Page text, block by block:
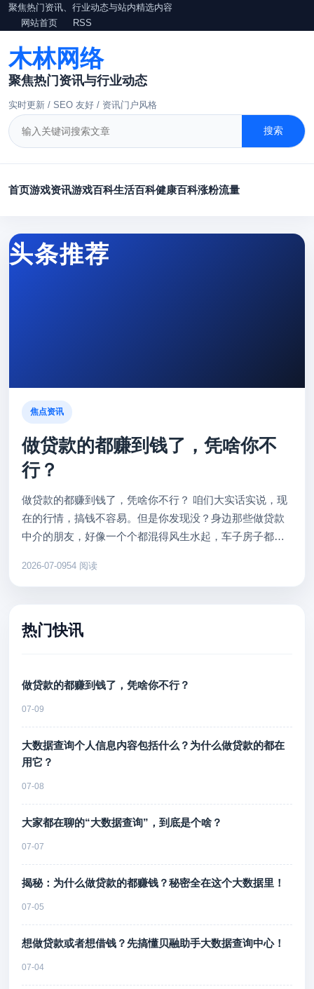
聚焦热门资讯、行业动态与站内精选内容
网站首页
RSS
木林网络
聚焦热门资讯与行业动态
实时更新 / SEO 友好 / 资讯门户风格
搜索
首页游戏资讯游戏百科生活百科健康百科涨粉流量
头条推荐
焦点资讯
做贷款的都赚到钱了，凭啥你不
行？
做贷款的都赚到钱了，凭啥你不行？ 咱们大实话实说，现
在的行情，搞钱不容易。但是你发现没？身边那些做贷款
中介的朋友，好像一个个都混得风生水起，车子房子都换
字：信息差。 很多...
2026-07-0954 阅读
热门快讯
做贷款的都赚到钱了，凭啥你不行？
07-09
大数据查询个人信息内容包括什么？为什么做贷款的都在
用它？
07-08
大家都在聊的“大数据查询”，到底是个啥？
07-07
揭秘：为什么做贷款的都赚钱？秘密全在这个大数据里！
07-05
想做贷款或者想借钱？先搞懂贝融助手大数据查询中心！
07-04